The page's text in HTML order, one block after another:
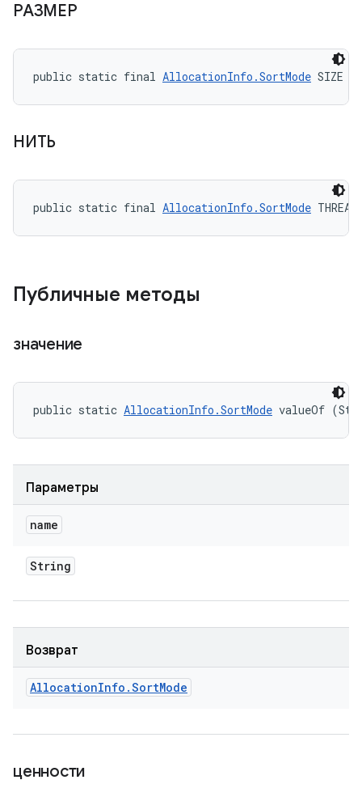
РАЗМЕР
public static final AllocationInfo.SortMode SIZE
НИТЬ
public static final AllocationInfo.SortMode THREAD
Публичные методы
значение
public static AllocationInfo.SortMode valueOf
Параметры
name
String
Возврат
AllocationInfo .SortMode
ценности